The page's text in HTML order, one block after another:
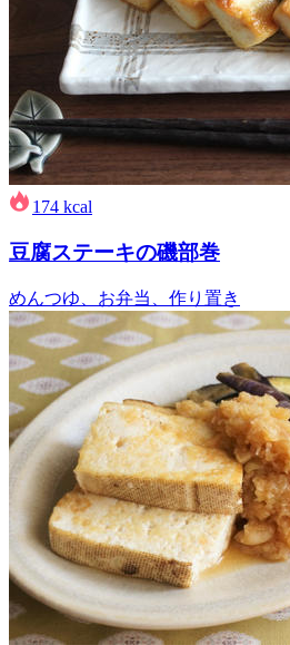
174 kcal
豆腐ステーキの磯部巻
めんつゆ、お弁当、作り置き